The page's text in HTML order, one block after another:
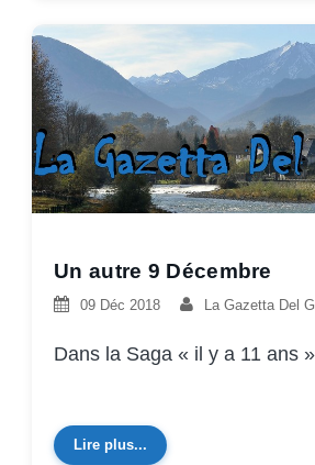
Un autre 9 Décembre
09 Déc 2018 La Gazetta Del
Dans la Saga « il y a 11 ans
Lire plus...